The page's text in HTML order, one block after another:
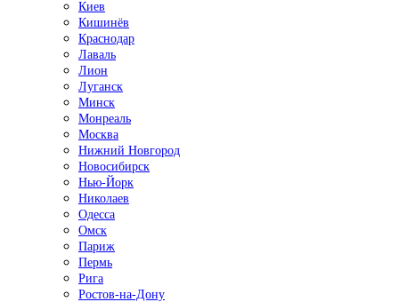
Киев
Кишинёв
Краснодар
Лаваль
Лион
Луганск
Минск
Монреаль
Москва
Нижний Новгород
Новосибирск
Нью-Йорк
Николаев
Одесса
Омск
Париж
Пермь
Рига
Ростов-на-Дону